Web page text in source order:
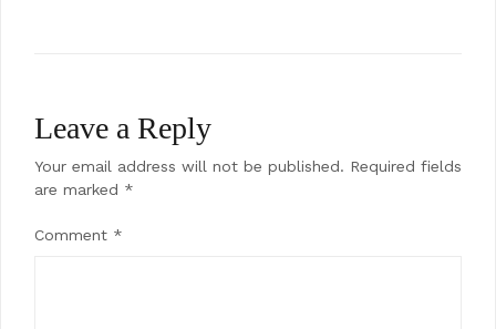
Leave a Reply
Your email address will not be published. Required fields
are marked *
Comment *